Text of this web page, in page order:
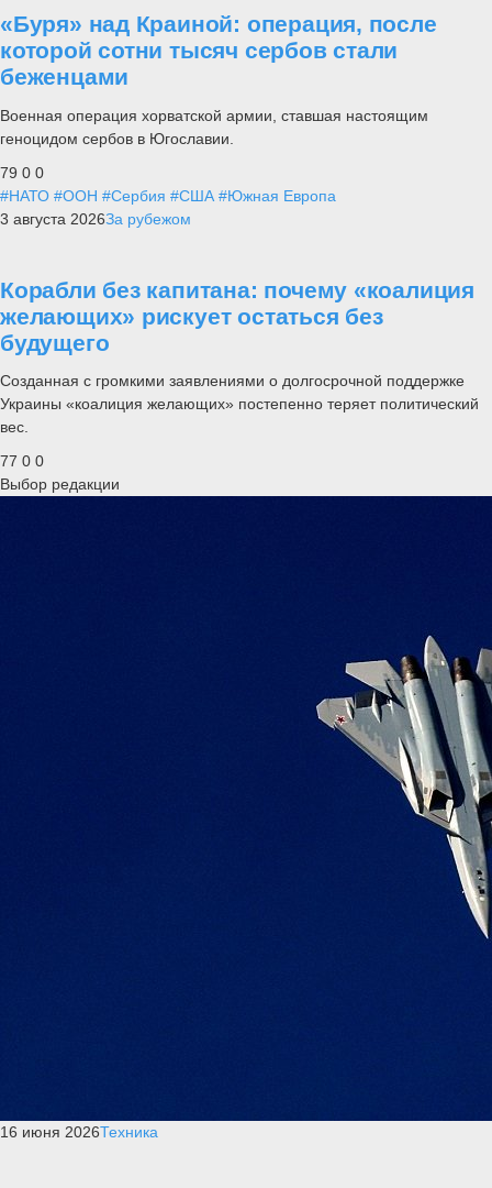
«Буря» над Краиной: операция, после
которой сотни тысяч сербов стали
беженцами
Военная операция хорватской армии, ставшая настоящим
геноцидом сербов в Югославии.
79 0 0
#НАТО #ООН #Сербия #США #Южная Европа
3 августа 2026За рубежом
Корабли без капитана: почему «коалиция
желающих» рискует остаться без
будущего
Созданная с громкими заявлениями о долгосрочной поддержке
Украины «коалиция желающих» постепенно теряет политический
вес.
77 0 0
Выбор редакции
16 июня 2026Техника